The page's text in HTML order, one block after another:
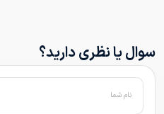
سوال یا نظری دارید؟
نام شما